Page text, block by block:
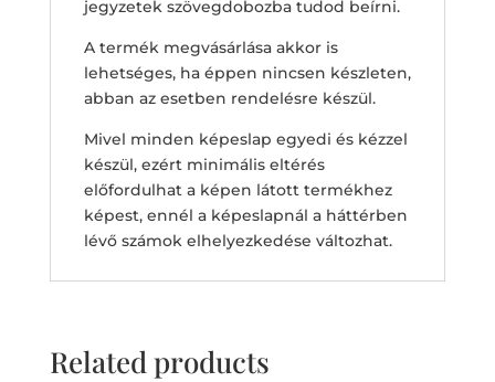
jegyzetek szövegdobozba tudod beírni.
A termék megvásárlása akkor is
lehetséges, ha éppen nincsen készleten,
abban az esetben rendelésre készül.
Mivel minden képeslap egyedi és kézzel
készül, ezért minimális eltérés
előfordulhat a képen látott termékhez
képest, ennél a képeslapnál a háttérben
lévő számok elhelyezkedése változhat.
Related products